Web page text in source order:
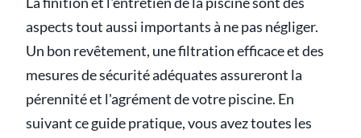
aspects tout aussi importants à ne pas négliger.
Un bon revêtement, une filtration efficace et des
mesures de sécurité adéquates assureront la
pérennité et l'agrément de votre piscine. En
suivant ce guide pratique, vous avez toutes les